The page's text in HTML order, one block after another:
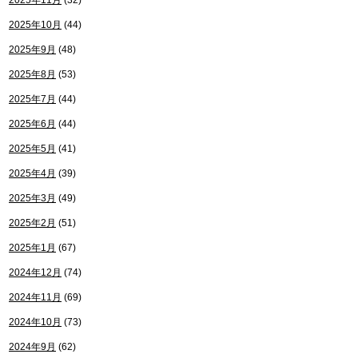
2025年10月 (44)
2025年9月 (48)
2025年8月 (53)
2025年7月 (44)
2025年6月 (44)
2025年5月 (41)
2025年4月 (39)
2025年3月 (49)
2025年2月 (51)
2025年1月 (67)
2024年12月 (74)
2024年11月 (69)
2024年10月 (73)
2024年9月 (62)